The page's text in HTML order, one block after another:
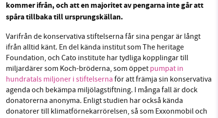
kommer ifrån, och att en majoritet av pengarna inte går att
spåra tillbaka till ursprungskällan.
Varifrån de konservativa stiftelserna får sina pengar är långt
ifrån alltid känt. En del kända institut som The heritage
Foundation, och Cato institute har tydliga kopplingar till
miljardärer som Koch-bröderna, som öppet pumpat in
hundratals miljoner i stiftelserna för att främja sin konservativa
agenda och bekämpa miljölagstiftning. I många fall är dock
donatorerna anonyma. Enligt studien har också kända
donatorer till klimatförnekarrörelsen, så som Exxonmobil och
starten 2010 har vår ideella redaktion drivit
nyhetsbevakning och granskningar. Nu vill vi
utveckla vårt arbete – och vi hoppas att du
vill hjälpa oss.
Stötta vårt arbete genom att swisha en slant till
1231368703